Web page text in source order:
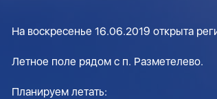
На воскресенье 16.06.2019 открыта
Летное поле рядом с п. Разметелево.
Планируем летать: